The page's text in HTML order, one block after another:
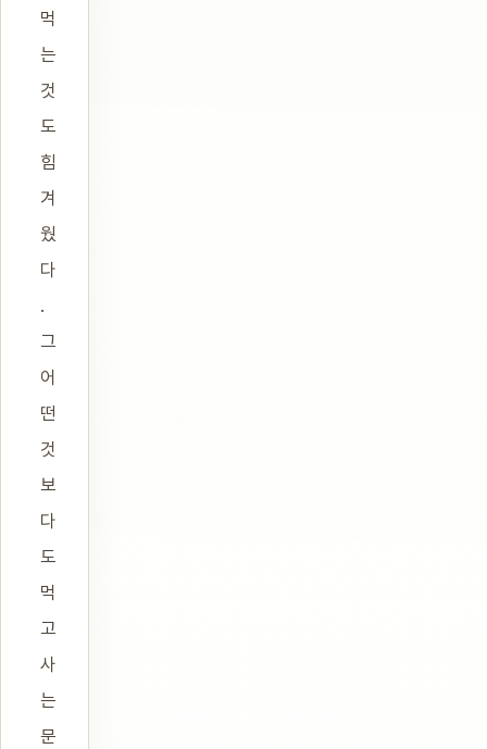
먹
는
것
도
힘
겨
웠
다
.
그
어
떤
것
보
다
도
먹
고
사
는
문